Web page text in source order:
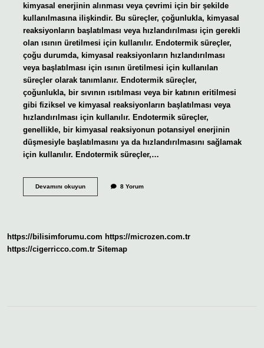
kimyasal enerjinin alınması veya çevrimi için bir şekilde
kullanılmasına ilişkindir. Bu süreçler, çoğunlukla, kimyasal
reaksiyonların başlatılması veya hızlandırılması için gerekli
olan ısının üretilmesi için kullanılır. Endotermik süreçler,
çoğu durumda, kimyasal reaksiyonların hızlandırılması
veya başlatılması için ısının üretilmesi için kullanılan
süreçler olarak tanımlanır. Endotermik süreçler,
çoğunlukla, bir sıvının ısıtılması veya bir katının eritilmesi
gibi fiziksel ve kimyasal reaksiyonların başlatılması veya
hızlandırılması için kullanılır. Endotermik süreçler,
genellikle, bir kimyasal reaksiyonun potansiyel enerjinin
düşmesiyle başlatılmasını ya da hızlandırılmasını sağlamak
için kullanılır. Endotermik süreçler,…
Devamını okuyunEndotermik
kelime
8 Yorum
https://bilisimforumu.com https://microzen.com.tr
https://cigerricco.com.tr Sitemap